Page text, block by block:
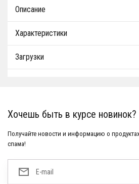
Описание
Характеристики
Загрузки
Хочешь быть в курсе новинок?
Получайте новости и информацию о
спама!